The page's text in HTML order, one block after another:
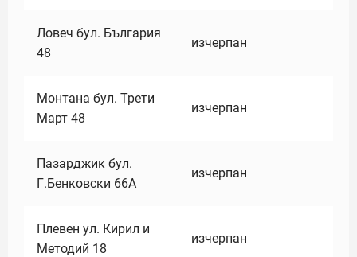
Ловеч бул. България
48
изчерпан
Монтана бул. Трети
Март 48
изчерпан
Пазарджик бул.
Г.Бенковски 66А
изчерпан
Плевен ул. Кирил и
Методий 18
изчерпан